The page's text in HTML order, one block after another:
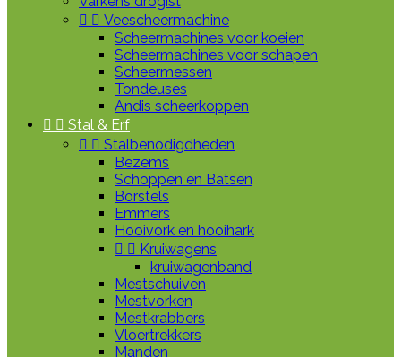
  Veescheermachine
Scheermachines voor koeien
Scheermachines voor schapen
Scheermessen
Tondeuses
Andis scheerkoppen
  Stal & Erf
  Stalbenodigdheden
Bezems
Schoppen en Batsen
Borstels
Emmers
Hooivork en hooihark
  Kruiwagens
kruiwagenband
Mestschuiven
Mestvorken
Mestkrabbers
Vloertrekkers
Manden